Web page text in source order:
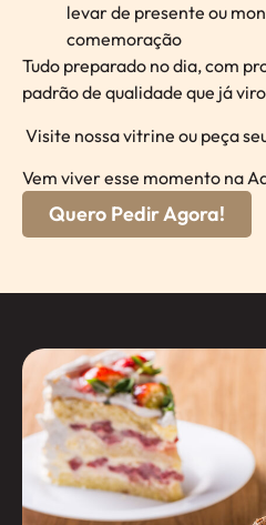
levar de presente ou
comemoração
Tudo preparado no dia, com
padrão de qualidade que já
Visite nossa vitrine ou peça
Vem viver esse momento na
Quero Pedir Agora!